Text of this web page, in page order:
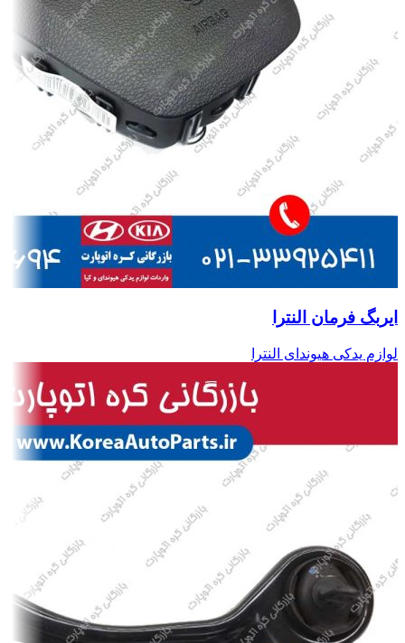
ایربگ فرمان النترا
لوازم یدکی هیوندای النترا